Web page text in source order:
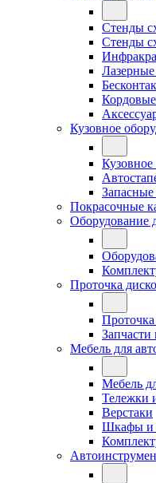
Стенды
Стенды
Лазерные
Кордовые
Кузовное
Кузовное
Запасные
Покрасочные
Оборудование
Проточка
Проточка
Мебель для
Мебель
Тележки
Верстаки
Шкафы и